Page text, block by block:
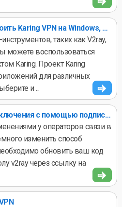
Как установить и настроить Karing VPN на Windows, Android и iOS
таких как V2ray,
можете воспользоваться
Karing. Проект Karing
для различных
и ...
Обновление V2Ray-подключения с помощью подписочной ссылки
у операторов связи в
изменить способ
обновить ваш код
v2ray через ссылку на